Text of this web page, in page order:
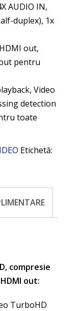
AUDIO IN,
duplex), 1x
out,
out pentru
Video
detection
toate
Etichetă:
compresie
out:
TurboHD